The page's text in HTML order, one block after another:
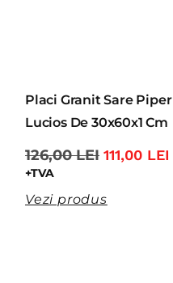
Placi Granit Sare Piper
Lucios De 30x60x1 Cm
126,00LEI 111,00 LEI
+TVA
Vezi produs